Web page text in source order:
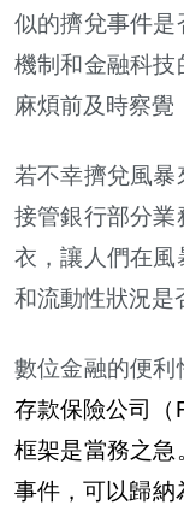
似的擠兌事件是
機制和金融科技
麻煩前及時察覺
若不幸擠兌風
接管銀行部分業
衣，讓人們在風
和流動性狀況是
數位金融的便
存款保險公司（
框架是當務之
事件，可以歸納